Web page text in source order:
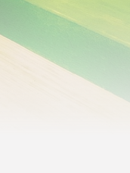
Dom i Ogród
Budownictwo/
Edukacja/Nauka